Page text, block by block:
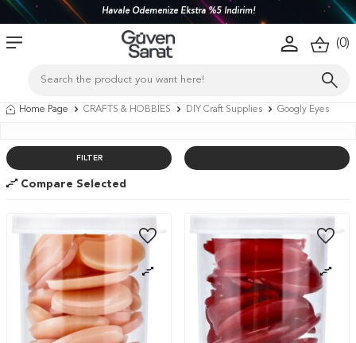
Havale Ödemenize Ekstra %5 İndirim!
(0)
Home Page CRAFTS & HOBBİES DIY Craft Supplies Googly Eyes
FILTER
Compare Selected